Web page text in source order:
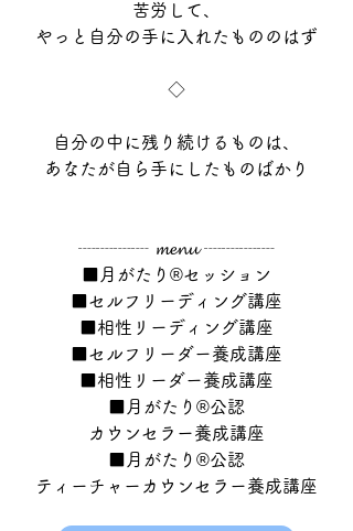
苦労して、
やっと自分の手に入れたもののはず
◇
自分の中に残り続けるものは、
あなたが自ら手にしたものばかり
┈┈┈┈ 𝓶𝓮𝓷𝓾 ┈┈┈┈
■月がたり®セッション
■セルフリーディング講座
■相性リーディング講座
■セルフリーダー養成講座
■相性リーダー養成講座
■月がたり®公認
カウンセラー養成講座
■月がたり®公認
ティーチャーカウンセラー養成講座